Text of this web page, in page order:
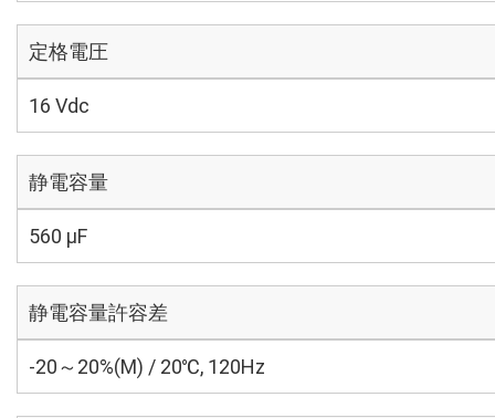
定格電圧
16 Vdc
静電容量
560 µF
静電容量許容差
-20～20%(M) / 20℃, 120Hz